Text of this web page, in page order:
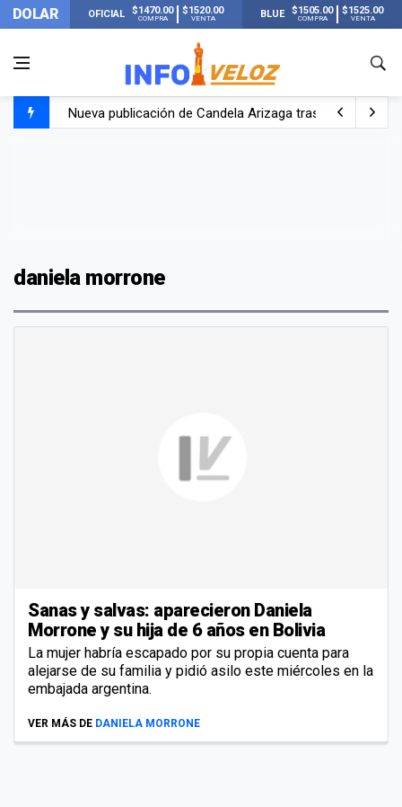
DOLAR OFICIAL $1470.00
COMPRA
$1520.00
VENTA BLUE $1505.00
COMPRA
$1525.00
VENTA
Nueva publicación de Candela Arizaga tras el
Un joven murió quemado por su novia en San Luis:
daniela morrone
Sanas y salvas: aparecieron Daniela
Morrone y su hija de 6 años en Bolivia
La mujer habría escapado por su propia cuenta para
alejarse de su familia y pidió asilo este miércoles en la
embajada argentina.
VER MÁS DE DANIELA MORRONE